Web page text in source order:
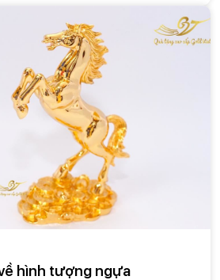
phản ánh một sự thật trong đời
là một bài học đạo đức quý giá
hình tượng ngựa